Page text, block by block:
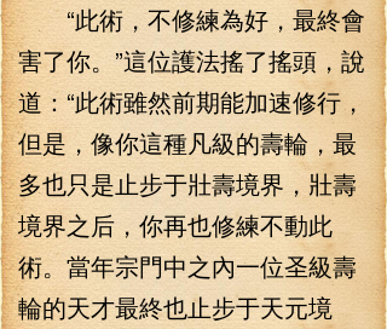
“此術，不修練為好，最終會
害了你。”這位護法搖了搖頭，說
道：“此術雖然前期能加速修行，
但是，像你這種凡級的壽輪，最
多也只是止步于壯壽境界，壯壽
境界之后，你再也修練不動此
術。當年宗門中之內一位圣級壽
輪的天才最終也止步于天元境